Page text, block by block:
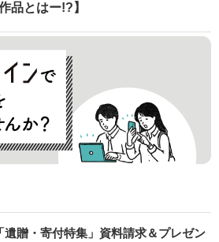
品とはー!?】
贈・寄付特集」資料請求＆プレゼン